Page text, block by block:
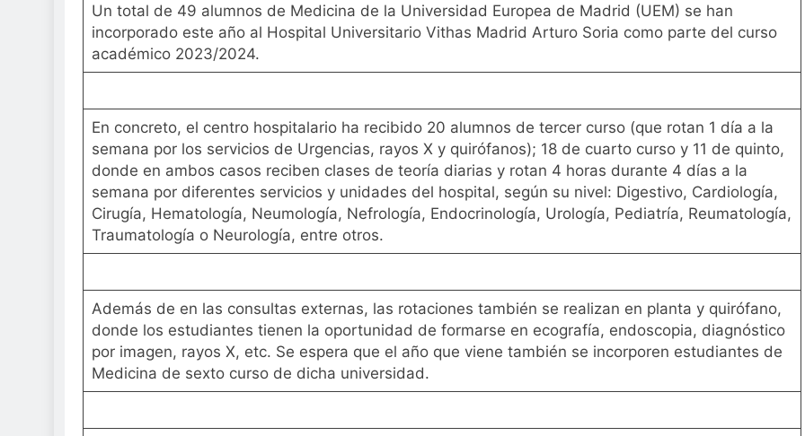
2 Semanas Atrás
El Gobierno aprueba el proyecto de ley del medicamento: más sostenibilidad,
para el SNS
La fiebre del running llega al verano: por qué el magnesio es clave para el
2 Semanas Atrás
Sanidad publica el primer análisis nacional sobre la situación de las TCAE en
3 Semanas Atrás
Un total de 49 alumnos de Medicina de la Universidad Europea de Madrid (UEM) se han
incorporado este año al Hospital Universitario Vithas Madrid Arturo Soria como parte del curso
académico 2023/2024.
En concreto, el centro hospitalario ha recibido 20 alumnos de tercer curso (que rotan 1 día a la
semana por los servicios de Urgencias, rayos X y quirófanos); 18 de cuarto curso y 11 de quinto,
donde en ambos casos reciben clases de teoría diarias y rotan 4 horas durante 4 días a la
semana por diferentes servicios y unidades del hospital, según su nivel: Digestivo, Cardiología,
Cirugía, Hematología, Neumología, Nefrología, Endocrinología, Urología, Pediatría, Reumatología,
Traumatología o Neurología, entre otros.
Además de en las consultas externas, las rotaciones también se realizan en planta y quirófano,
donde los estudiantes tienen la oportunidad de formarse en ecografía, endoscopia, diagnóstico
por imagen, rayos X, etc. Se espera que el año que viene también se incorporen estudiantes de
Medicina de sexto curso de dicha universidad.